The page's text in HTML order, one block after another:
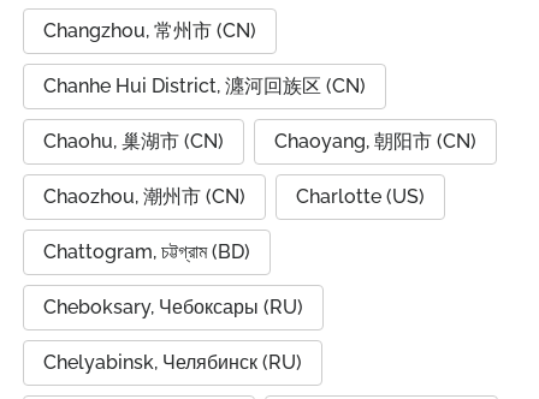
Changzhou, 常州市 (CN)
Chanhe Hui District, 瀍河回族区 (CN)
Chaohu, 巢湖市 (CN) Chaoyang, 朝阳市 (CN)
Chaozhou, 潮州市 (CN) Charlotte (US)
Chattogram, চট্টগ্রাম (BD)
Cheboksary, Чебоксары (RU)
Chelyabinsk, Челябинск (RU)